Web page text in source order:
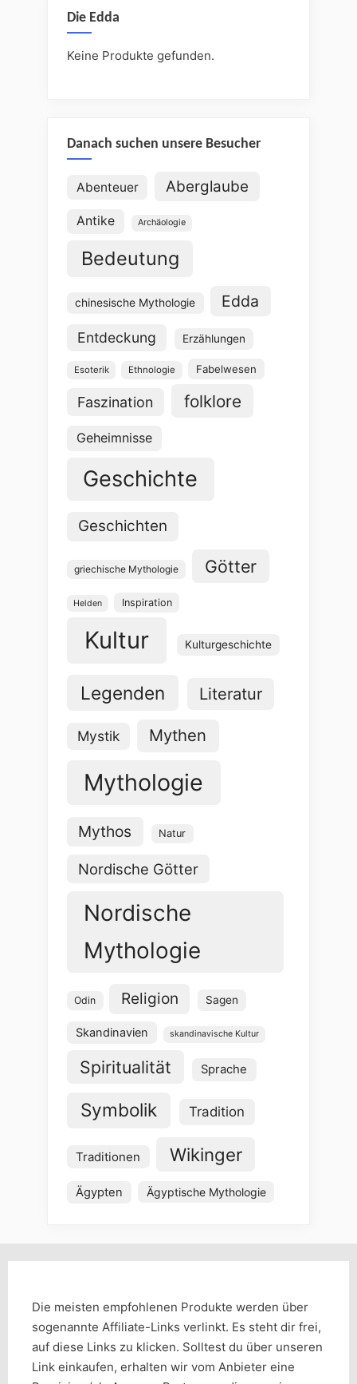
Die Edda
Keine Produkte gefunden.
Danach suchen unsere Besucher
Abenteuer Aberglaube
Antike Archäologie
Bedeutung
chinesische Mythologie Edda
Entdeckung Erzählungen
Esoterik Ethnologie Fabelwesen
Faszination folklore
Geheimnisse
Geschichte
Geschichten
griechische Mythologie Götter
Helden Inspiration
Kultur Kulturgeschichte
Legenden Literatur
Mystik Mythen
Mythologie
Mythos Natur
Nordische Götter
Nordische
Mythologie
Odin Religion Sagen
Skandinavien skandinavische Kultur
Spiritualität Sprache
Symbolik Tradition
Traditionen Wikinger
Ägypten Ägyptische Mythologie
Die meisten empfohlenen Produkte werden über
sogenannte Affiliate-Links verlinkt. Es steht dir frei,
auf diese Links zu klicken. Solltest du über unseren
Link einkaufen, erhalten wir vom Anbieter eine